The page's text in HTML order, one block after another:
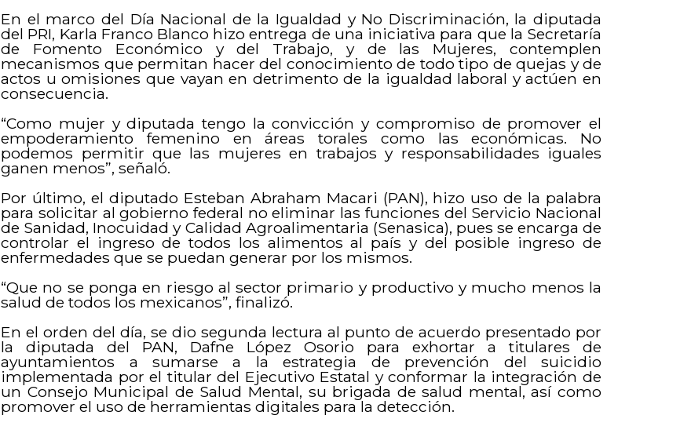
En el marco del Día Nacional de la Igualdad y No Discriminación, la diputada
del PRI, Karla Franco Blanco hizo entrega de una iniciativa para que la Secretaría
de Fomento Económico y del Trabajo, y de las Mujeres, contemplen
mecanismos que permitan hacer del conocimiento de todo tipo de quejas y de
actos u omisiones que vayan en detrimento de la igualdad laboral y actúen en
consecuencia.
“Como mujer y diputada tengo la convicción y compromiso de promover el
empoderamiento femenino en áreas torales como las económicas. No
podemos permitir que las mujeres en trabajos y responsabilidades iguales
ganen menos”, señaló.
Por último, el diputado Esteban Abraham Macari (PAN), hizo uso de la palabra
para solicitar al gobierno federal no eliminar las funciones del Servicio Nacional
de Sanidad, Inocuidad y Calidad Agroalimentaria (Senasica), pues se encarga de
controlar el ingreso de todos los alimentos al país y del posible ingreso de
enfermedades que se puedan generar por los mismos.
“Que no se ponga en riesgo al sector primario y productivo y mucho menos la
salud de todos los mexicanos”, finalizó.
En el orden del día, se dio segunda lectura al punto de acuerdo presentado por
la diputada del PAN, Dafne López Osorio para exhortar a titulares de
ayuntamientos a sumarse a la estrategia de prevención del suicidio
implementada por el titular del Ejecutivo Estatal y conformar la integración de
un Consejo Municipal de Salud Mental, su brigada de salud mental, así como
promover el uso de herramientas digitales para la detección.